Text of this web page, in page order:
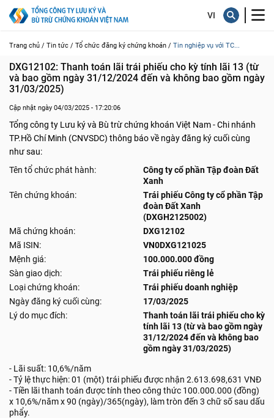
Trang chủ / Tin tức / Tổ chức đăng ký chứng khoán / Tin nghiệp vụ với TC...
DXG12102: Thanh toán lãi trái phiếu cho kỳ tính lãi 13 (từ
và bao gồm ngày 31/12/2024 đến và không bao gồm ngày
31/03/2025)
Cập nhật ngày 04/03/2025 - 17:20:06
Tổng công ty Lưu ký và Bù trừ chứng khoán Việt Nam - Chi nhánh
TP.Hồ Chí Minh (CNVSDC) thông báo về ngày đăng ký cuối cùng
như sau:
Tên tổ chức phát hành:
Công ty cổ phần Tập đoàn Đất
Xanh
Tên chứng khoán:
Trái phiếu Công ty cổ phần Tập
đoàn Đất Xanh
(DXGH2125002)
Mã chứng khoán:
DXG12102
Mã ISIN:
VN0DXG121025
Mệnh giá:
100.000.000 đồng
Sàn giao dịch:
Trái phiếu riêng lẻ
Loại chứng khoán:
Trái phiếu doanh nghiệp
Ngày đăng ký cuối cùng:
17/03/2025
Lý do mục đích:
Thanh toán lãi trái phiếu cho kỳ
tính lãi 13 (từ và bao gồm ngày
31/12/2024 đến và không bao
gồm ngày 31/03/2025)
- Lãi suất: 10,6%/năm
- Tỷ lệ thực hiện: 01 (một) trái phiếu được nhận 2.613.698,631 VNĐ
- Tiền lãi thanh toán được tính theo công thức 100.000.000 (đồng)
x 10,6%/năm x 90 (ngày)/365(ngày), làm tròn đến 3 chữ số sau dấu
phẩy.